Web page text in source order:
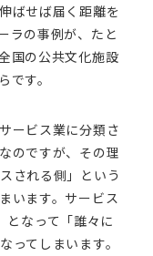
ばせば届く距離を
ラの事例が、たと
国の公共文化施設
す。
ービス業に分類さ
のですが、その理
される側」という
います。サービス
なって「誰々に
ってしまいます。